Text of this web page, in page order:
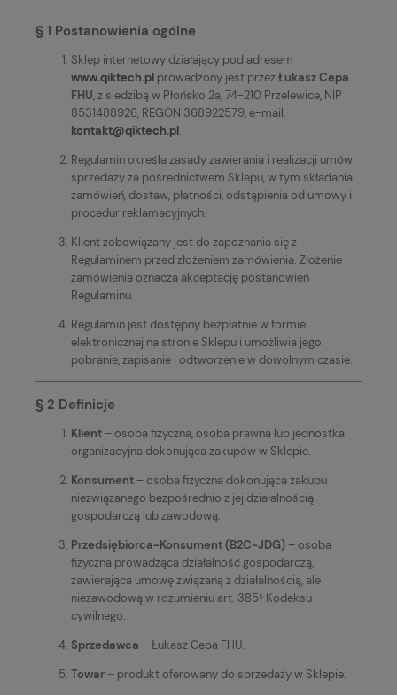
§ 1 Postanowienia ogólne
Sklep internetowy działający pod adresem
www.qiktech.pl prowadzony jest przez Łukasz Cepa
FHU, z siedzibą w Płońsko 2a, 74-210 Przelewice, NIP
8531488926, REGON 368922579, e-mail:
kontakt@qiktech.pl.
Regulamin określa zasady zawierania i realizacji umów
sprzedaży za pośrednictwem Sklepu, w tym składania
zamówień, dostaw, płatności, odstąpienia od umowy i
procedur reklamacyjnych.
Klient zobowiązany jest do zapoznania się z
Regulaminem przed złożeniem zamówienia. Złożenie
zamówienia oznacza akceptację postanowień
Regulaminu.
Regulamin jest dostępny bezpłatnie w formie
elektronicznej na stronie Sklepu i umożliwia jego
pobranie, zapisanie i odtworzenie w dowolnym czasie.
§ 2 Definicje
Klient – osoba fizyczna, osoba prawna lub jednostka
organizacyjna dokonująca zakupów w Sklepie.
Konsument – osoba fizyczna dokonująca zakupu
niezwiązanego bezpośrednio z jej działalnością
gospodarczą lub zawodową.
Przedsiębiorca-Konsument (B2C-JDG) – osoba
fizyczna prowadząca działalność gospodarczą,
zawierająca umowę związaną z działalnością, ale
niezawodową w rozumieniu art. 385⁵ Kodeksu
cywilnego.
Sprzedawca – Łukasz Cepa FHU.
Towar – produkt oferowany do sprzedaży w Sklepie.